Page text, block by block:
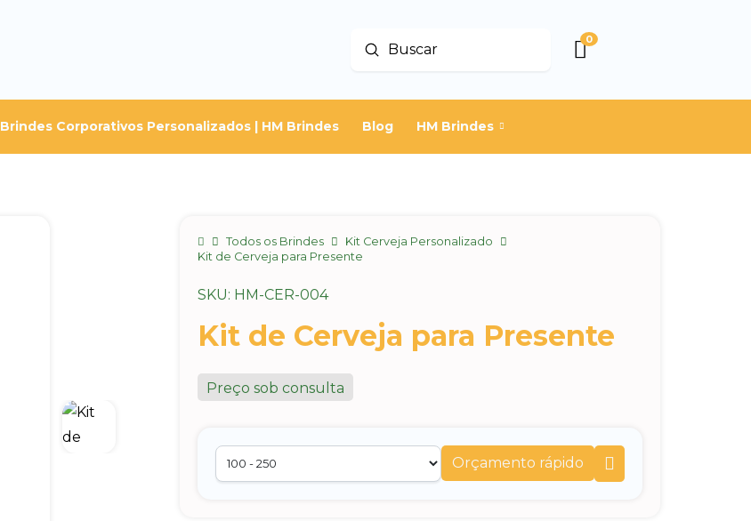
Buscar
Enviar
0
Brindes Corporativos Personalizados | HM Brindes Blog HM Brindes
HomeTodos os Brindes
Kit Cerveja Personalizado
Kit de Cerveja para Presente
SKU: HM-CER-004
Kit de Cerveja para Presente
Preço sob consulta
Orçamento rápido